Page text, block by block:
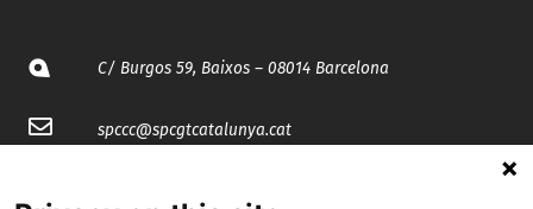
C/ Burgos 59, Baixos – 08014 Barcelona
spccc@spcgtcatalunya.cat